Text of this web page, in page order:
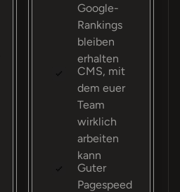
Google-
Rankings
bleiben
erhalten
CMS, mit
dem euer
Team
wirklich
arbeiten
kann
Guter
Pagespeed